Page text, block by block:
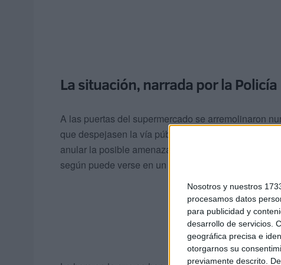
Nosotros y nuestros
procesamos datos
para publicidad y
desarrollo de servicios.
geográfica precisa e
otorgarnos su
previamente descrito.
La situación, narrada por la Policía
A las puertas del supermercado se arremolinaron
que despejasen la vía pública mientras en el interior
anular la posible amenaza que hizo que saltasen
según puede verse en un vídeo que comenzó a